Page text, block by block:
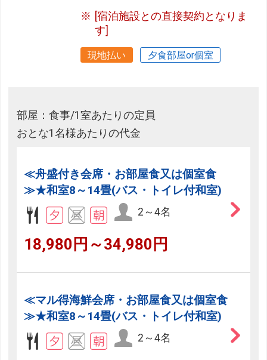
[宿泊施設との直接契約となりま
す]
現地払い 夕食部屋or個室
部屋：食事/1室あたりの定員
おとな1名様あたりの代金
≪舟盛付き会席・お部屋食又は個室食
≫★和室8～14畳(バス・トイレ付和室)
2～4名
18,980円～34,980円
≪マル得海鮮会席・お部屋食又は個室食
≫★和室8～14畳(バス・トイレ付和室)
2～4名